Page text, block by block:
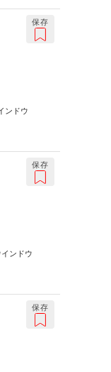
ンドウ
保存
ンドウ
保存
保存